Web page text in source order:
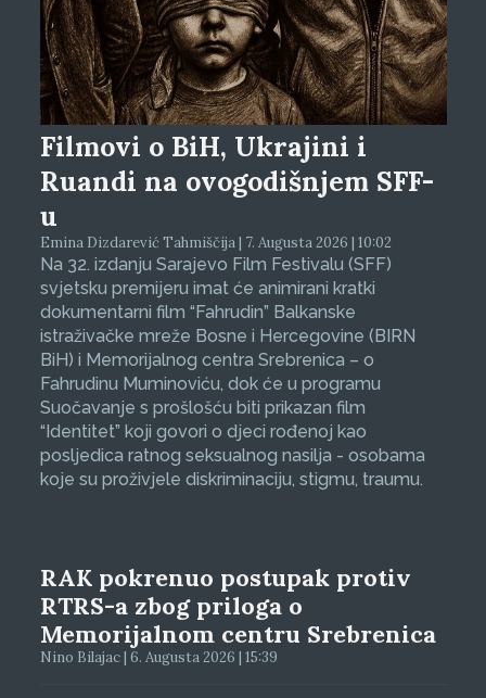
Filmovi o BiH, Ukrajini i
Ruandi na ovogodišnjem SFF-
u
Emina Dizdarević Tahmiščija | 7. Augusta 2026 | 10:02
Na 32. izdanju Sarajevo Film Festivalu (SFF)
svjetsku premijeru imat će animirani kratki
dokumentarni film “Fahrudin” Balkanske
istraživačke mreže Bosne i Hercegovine (BIRN
BiH) i Memorijalnog centra Srebrenica – o
Fahrudinu Muminoviću, dok će u programu
Suočavanje s prošlošću biti prikazan film
“Identitet” koji govori o djeci rođenoj kao
posljedica ratnog seksualnog nasilja - osobama
koje su proživjele diskriminaciju, stigmu, traumu.
RAK pokrenuo postupak protiv
RTRS-a zbog priloga o
Memorijalnom centru Srebrenica
Nino Bilajac | 6. Augusta 2026 | 15:39